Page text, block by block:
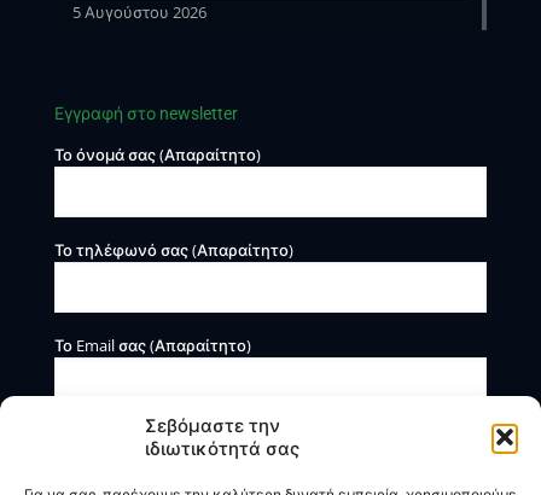
Σεβόμαστε την
ιδιωτικότητά σας
5 Αυγούστου 2026
Εγγραφή στο newsletter
Το όνομά σας (Απαραίτητο)
Το τηλέφωνό σας (Απαραίτητο)
Το Email σας (Απαραίτητο)